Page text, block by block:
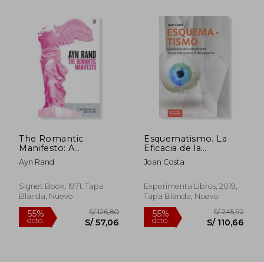
50%
dcto.
S/ 1.019,58
S/ 509,79
55%
dcto.
The Romantic
Manifesto: A
Philosophy of
Literature(Revised
Shakespeare) (en
Inglés)
Ayn Rand
Signet Book, 1971, Tapa
Blanda, Nuevo
Esquematismo. La
Eficacia de la
Simplicidad
Joan Costa
Experimenta Libros, 2019,
Tapa Blanda, Nuevo